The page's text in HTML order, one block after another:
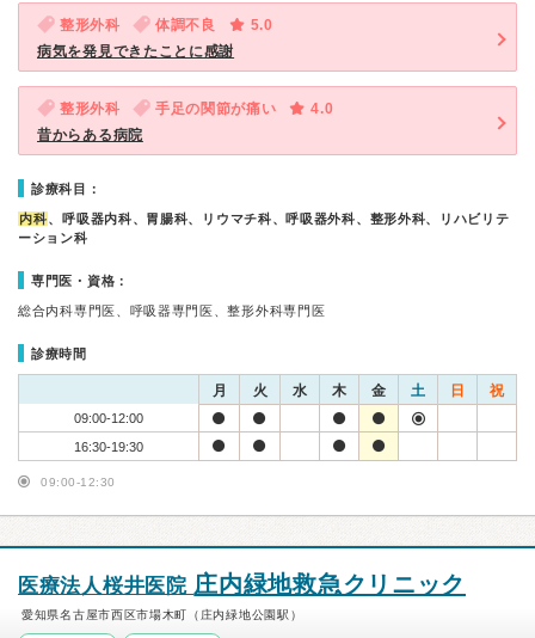
整形外科 体調不良
5.0
病気を発見できたことに感謝
整形外科 手足の関節が痛い
4.0
昔からある病院
診療科目：
内科、呼吸器内科、胃腸科、リウマチ科、呼吸器外科、整形外科、リハビリテ
ーション科
専門医・資格：
総合内科専門医、呼吸器専門医、整形外科専門医
診療時間
月 火 水 木 金 土 日 祝
09:00-12:00
16:30-19:30
09:00-12:30
医療法人桜井医院 庄内緑地救急クリニック
愛知県名古屋市西区市場木町（庄内緑地公園駅）